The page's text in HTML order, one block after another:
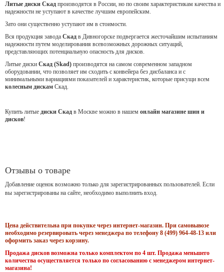
Литые диски Скад производятся в России, но по своим характеристикам качества и
надежности не уступают в качестве лучшим европейским.
Зато они существенно уступают им в стоимости.
Вся продукция завода Скад в Дивногорске подвергается жесточайшим испытаниям
надежности путем моделирования всевозможных дорожных ситуаций,
представляющих потенциальную опасность для дисков.
Литые диски Скад (Skad) производятся на самом современном западном
оборудовании, что позволяет им сходить с конвейера без дисбаланса и с
минимальными вариациями показателей и характеристик, которые присущи всем
колесным дискам Скад.
Купить литые диски Скад в Москве можно в нашем онлайн магазине шин и
дисков!
Отзывы о товаре
Добавление оценок возможно только для зарегистрированных пользователей. Если
вы зарегистрированы на сайте, необходимо выполнить вход.
Цена действительна при покупке через интернет-магазин. При самовывозе
необходимо резервировать через менеджера по телефону 8 (499) 964-48-13 или
оформить заказ через корзину.
Продажа дисков возможна только комплектом по 4 шт. Продажа меньшего
количества осуществляется только по согласованию с менеджером интернет-
магазина!